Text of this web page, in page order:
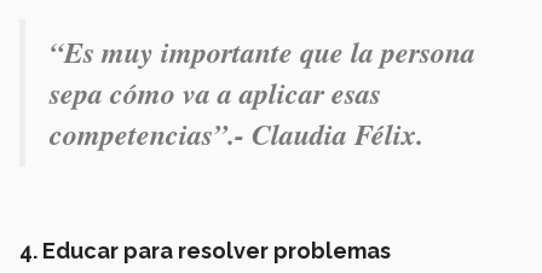
“Es muy importante que la persona
sepa cómo va a aplicar esas
competencias”.- Claudia Félix.
4. Educar para resolver problemas